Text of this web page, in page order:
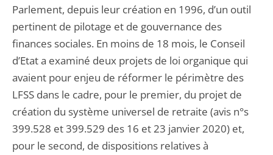
Parlement, depuis leur création en 1996, d’un outil
pertinent de pilotage et de gouvernance des
finances sociales. En moins de 18 mois, le Conseil
d’Etat a examiné deux projets de loi organique qui
avaient pour enjeu de réformer le périmètre des
LFSS dans le cadre, pour le premier, du projet de
création du système universel de retraite (avis n°s
399.528 et 399.529 des 16 et 23 janvier 2020) et,
pour le second, de dispositions relatives à